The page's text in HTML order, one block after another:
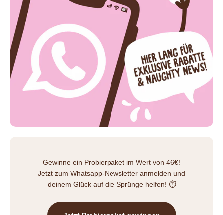
Gewinne ein Probierpaket im Wert von 46€!
Jetzt zum Whatsapp-Newsletter anmelden und
deinem Glück auf die Sprünge helfen! ⏱️